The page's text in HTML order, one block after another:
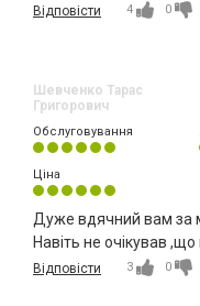
Відповісти 4 0
Шевченко Тарас
Григорович
Обслуговування
Ціна
Дуже вдячний вам за
Навіть не очікував ,що
Відповісти 3 0